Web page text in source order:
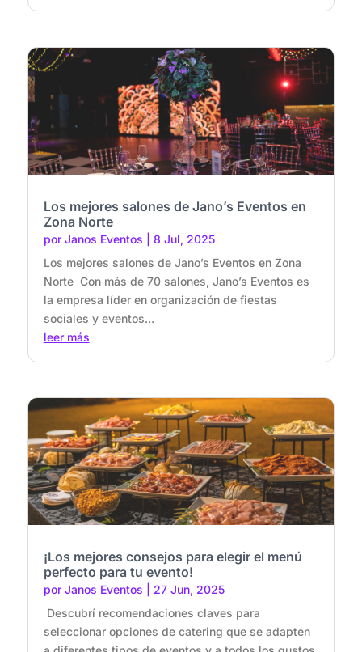
Los mejores salones de Jano’s Eventos en
Zona Norte
por Janos Eventos
8 Jul, 2025
Los mejores salones de Jano’s Eventos en Zona
Norte Con más de 70 salones, Jano’s Eventos es
la empresa líder en organización de fiestas
sociales y eventos...
leer más
¡Los mejores consejos para elegir el menú
perfecto para tu evento!
por Janos Eventos
27 Jun, 2025
Descubrí recomendaciones claves para
seleccionar opciones de catering que se adapten